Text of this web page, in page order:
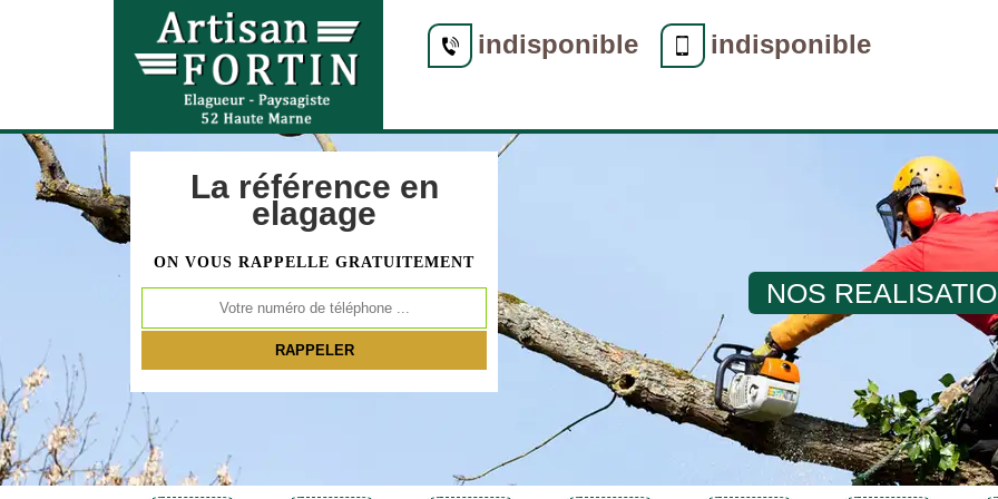
indisponible indisponible
La référence en
elagage
ON VOUS RAPPELLE GRATUITEMENT
NOS